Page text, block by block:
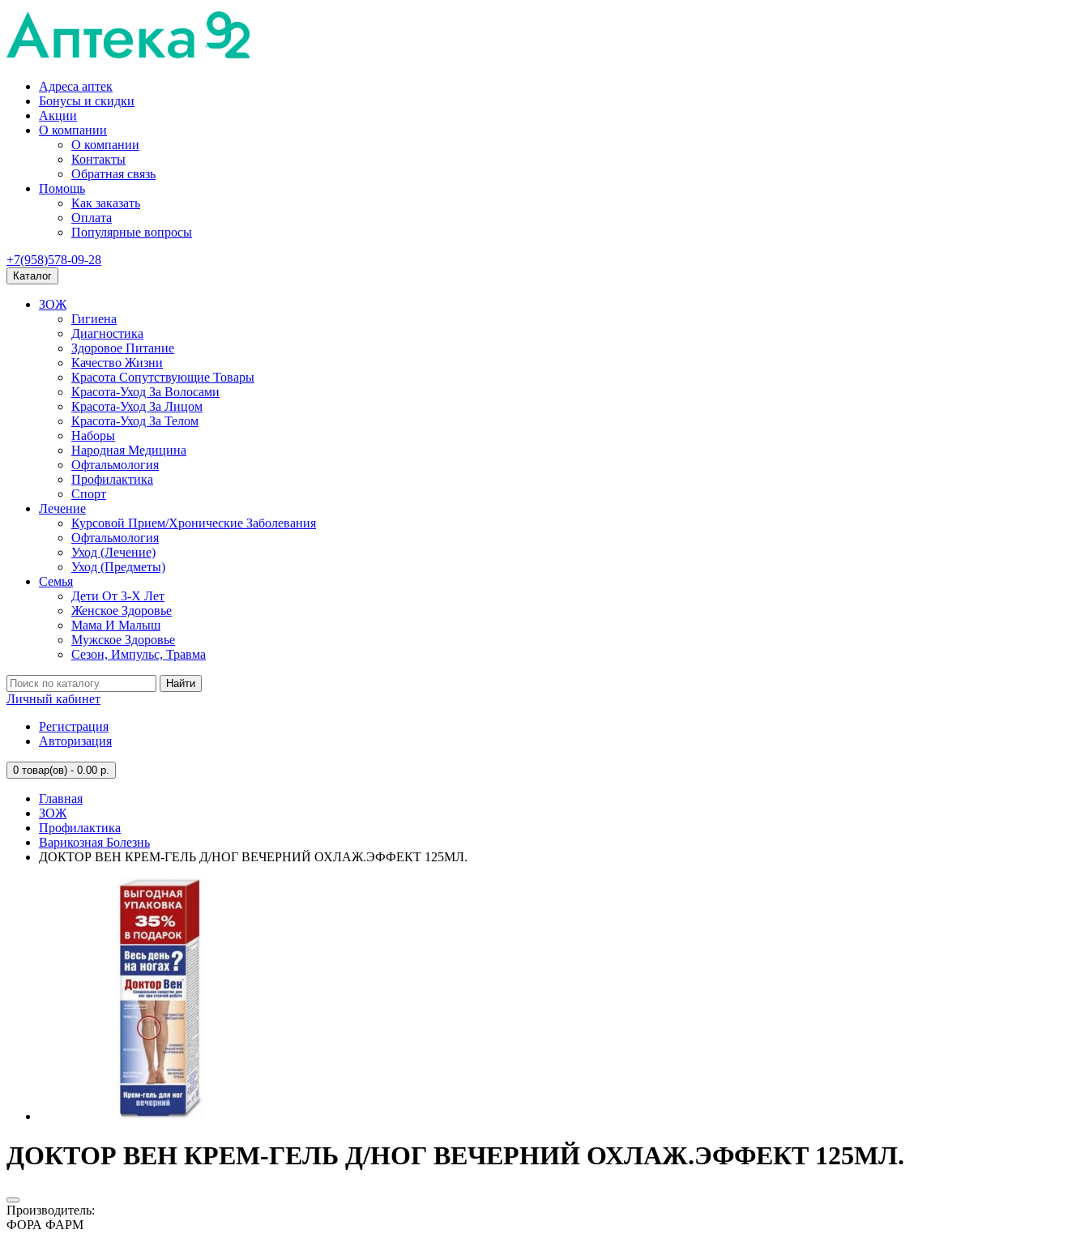
Адреса аптек
Бонусы и скидки
Акции
О компании
О компании
Контакты
Обратная связь
Помощь
Как заказать
Оплата
Популярные вопросы
+7(958)578-09-28
Каталог
ЗОЖ
Гигиена
Диагностика
Здоровое Питание
Качество Жизни
Красота Сопутствующие Товары
Красота-Уход За Волосами
Красота-Уход За Лицом
Красота-Уход За Телом
Наборы
Народная Медицина
Офтальмология
Профилактика
Спорт
Лечение
Курсовой Прием/Хронические Заболевания
Офтальмология
Уход (Лечение)
Уход (Предметы)
Семья
Дети От 3-Х Лет
Женское Здоровье
Мама И Малыш
Мужское Здоровье
Сезон, Импульс, Травма
Найти
Личный кабинет
Регистрация
Авторизация
0 товар(ов) - 0.00 р.
Главная
ЗОЖ
Профилактика
Варикозная Болезнь
ДОКТОР ВЕН КРЕМ-ГЕЛЬ Д/НОГ ВЕЧЕРНИЙ ОХЛАЖ.ЭФФЕКТ 125МЛ.
ДОКТОР ВЕН КРЕМ-ГЕЛЬ Д/НОГ ВЕЧЕРНИЙ ОХЛАЖ.ЭФФЕКТ 125МЛ.
Производитель:
ФОРА ФАРМ